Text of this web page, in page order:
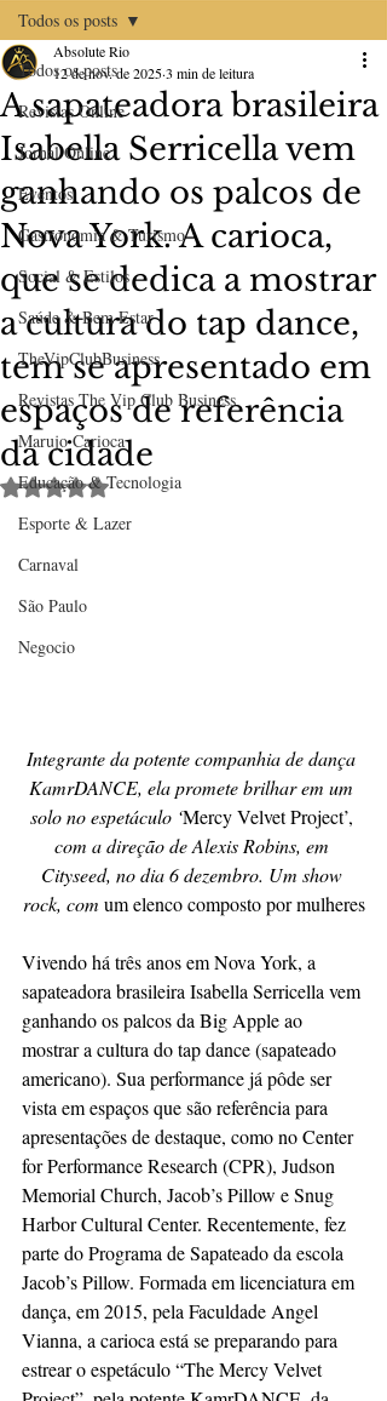
Todos os posts
Revistas Online
Jornal Online
Eventos
Gastronomia & Turismo
Social & Estilos
Saúde & Bem Estar
TheVipClubBusiness
Revistas The Vip Club Business
Marujo Carioca
Educação & Tecnologia
Esporte & Lazer
Carnaval
São Paulo
Negocio
Todos os posts
A sapateadora brasileira
Isabella Serricella vem
ganhando os palcos de
Nova York. A carioca,
que se dedica a mostrar
a cultura do tap dance,
tem se apresentado em
espaços de referência
da cidade
Absolute Rio
12 de nov. de 20253 min de leitura
Avaliado com NaN de 5 estrelas.
Integrante da potente companhia de dança
KamrDANCE, ela promete brilhar em um
solo no espetáculo ‘Mercy Velvet Project’,
com a direção de Alexis Robins, em
Cityseed, no dia 6 dezembro. Um show
rock, com um elenco composto por mulheres
Vivendo há três anos em Nova York, a
sapateadora brasileira Isabella Serricella vem
ganhando os palcos da Big Apple ao
mostrar a cultura do tap dance (sapateado
americano). Sua performance já pôde ser
vista em espaços que são referência para
apresentações de destaque, como no Center
for Performance Research (CPR), Judson
Memorial Church, Jacob’s Pillow e Snug
Harbor Cultural Center. Recentemente, fez
parte do Programa de Sapateado da escola
Jacob’s Pillow. Formada em licenciatura em
dança, em 2015, pela Faculdade Angel
Vianna, a carioca está se preparando para
estrear o espetáculo “The Mercy Velvet